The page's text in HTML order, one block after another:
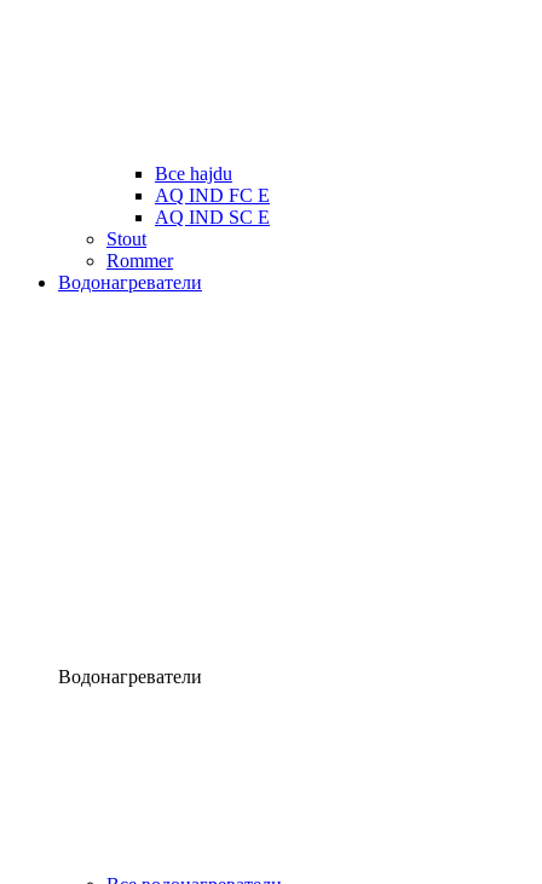
Все hajdu
AQ IND FC E
AQ IND SC E
Stout
Rommer
Водонагреватели
Водонагреватели